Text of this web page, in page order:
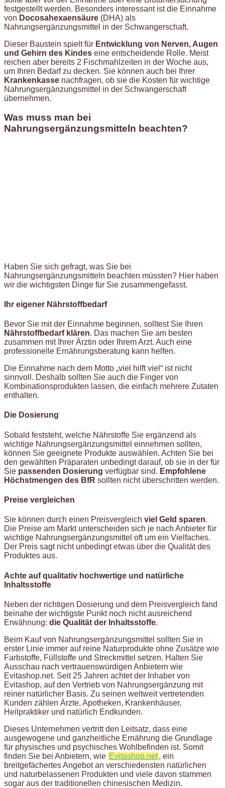
festgestellt werden. Besonders interessant ist die Einnahme
von Docosahexaensäure (DHA) als
Nahrungsergänzungsmittel in der Schwangerschaft.
Dieser Baustein spielt für Entwicklung von Nerven, Augen
und Gehirn des Kindes eine entscheidende Rolle. Meist
reichen aber bereits 2 Fischmahlzeiten in der Woche aus,
um Ihren Bedarf zu decken. Sie können auch bei Ihrer
Krankenkasse nachfragen, ob sie die Kosten für wichtige
Nahrungsergänzungsmittel in der Schwangerschaft
übernehmen.
Was muss man bei
Nahrungsergänzungsmitteln beachten?
Haben Sie sich gefragt, was Sie bei
Nahrungsergänzungsmitteln beachten müssten? Hier haben
wir die wichtigsten Dinge für Sie zusammengefasst.
Ihr eigener Nährstoffbedarf
Bevor Sie mit der Einnahme beginnen, solltest Sie Ihren
Nährstoffbedarf klären. Das machen Sie am besten
zusammen mit Ihrer Ärztin oder Ihrem Arzt. Auch eine
professionelle Ernährungsberatung kann helfen.
Die Einnahme nach dem Motto „viel hilft viel“ ist nicht
sinnvoll. Deshalb sollten Sie auch die Finger von
Kombinationsprodukten lassen, die einfach mehrere Zutaten
enthalten.
Die Dosierung
Sobald feststeht, welche Nährstoffe Sie ergänzend als
wichtige Nahrungsergänzungsmittel einnehmen sollten,
können Sie geeignete Produkte auswählen. Achten Sie bei
den gewählten Präparaten unbedingt darauf, ob sie in der für
Sie passenden Dosierung verfügbar sind. Empfohlene
Höchstmengen des BfR sollten nicht überschritten werden.
Preise vergleichen
Sie können durch einen Preisvergleich viel Geld sparen.
Die Preise am Markt unterscheiden sich je nach Anbieter für
wichtige Nahrungsergänzungsmittel oft um ein Vielfaches.
Der Preis sagt nicht unbedingt etwas über die Qualität des
Produktes aus.
Achte auf qualitativ hochwertige und natürliche
Inhaltsstoffe
Neben der richtigen Dosierung und dem Preisvergleich fand
beinahe der wichtigste Punkt noch nicht ausreichend
Erwähnung: die Qualität der Inhaltsstoffe.
Beim Kauf von Nahrungsergänzungsmittel sollten Sie in
erster Linie immer auf reine Naturprodukte ohne Zusätze wie
Farbstoffe, Füllstoffe und Streckmittel setzen. Halten Sie
Ausschau nach vertrauenswürdigen Anbietern wie
Evitashop.net. Seit 25 Jahren achtet der Inhaber von
Evitashop, auf den Vertrieb von Nahrungsergänzung mit
reiner natürlicher Basis. Zu seinen weltweit vertretenden
Kunden zählen Ärzte, Apotheken, Krankenhäuser,
Heilpraktiker und natürlich Endkunden.
Dieses Unternehmen vertritt den Leitsatz, dass eine
ausgewogene und ganzheitliche Ernährung die Grundlage
für physisches und psychisches Wohlbefinden ist. Somit
finden Sie bei Anbietern, wie Evitashop.net, ein
breitgefächertes Angebot an verschiedensten natürlichen
und naturbelassenen Produkten und viele davon stammen
sogar aus der traditionellen chinesischen Medizin.